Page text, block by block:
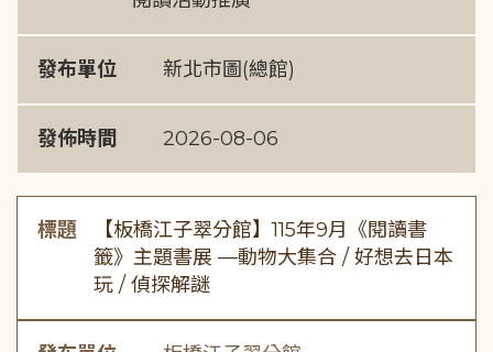
發布單位 新北市圖(總館)
發佈時間 2026-08-06
標題
【板橋江子翠分館】115年9月《閱讀書
籤》主題書展 —動物大集合 / 好想去日本
玩 / 偵探解謎